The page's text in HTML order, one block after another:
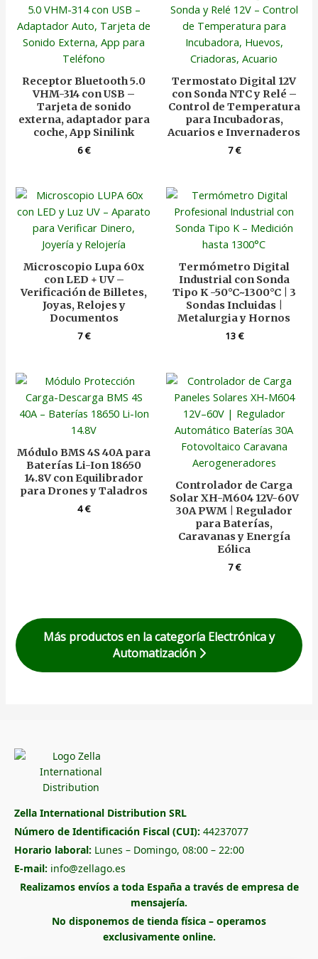
Receptor Bluetooth 5.0
VHM-314 con USB –
Tarjeta de sonido
externa, adaptador para
coche, App Sinilink
6€
Termostato Digital 12V
con Sonda NTC y Relé –
Control de Temperatura
para Incubadoras,
Acuarios e Invernaderos
7€
Microscopio Lupa 60x
con LED + UV –
Verificación de Billetes,
Joyas, Relojes y
Documentos
7€
Termómetro Digital
Industrial con Sonda
Tipo K -50°C~1300°C | 3
Sondas Incluidas |
Metalurgia y Hornos
13€
Módulo BMS 4S 40A para
Baterías Li-Ion 18650
14.8V con Equilibrador
para Drones y Taladros
4€
Controlador de Carga
Solar XH-M604 12V-60V
30A PWM | Regulador
para Baterías,
Caravanas y Energía
Eólica
7€
Más productos en la categoría Electrónica y
Automatización
Zella International Distribution SRL
Número de Identificación Fiscal (CUI): 44237077
Horario laboral: Lunes – Domingo, 08:00 – 22:00
E-mail: info@zellago.es
Realizamos envíos a toda España a través de empresa de
mensajería.
No disponemos de tienda física – operamos
exclusivamente online.